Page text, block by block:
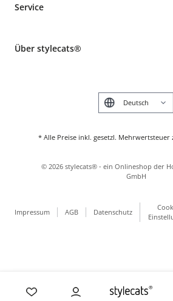
Informationen zur Lieferung
Produkte reklamieren und
Service
Tierkrankenversicherung
Über stylecats®
* Alle Preise inkl. gesetzl. Mehrwertsteuer
English
Impressum AGB Datenschutz
© 2026 stylecats® - ein Onlineshop der
GmbH